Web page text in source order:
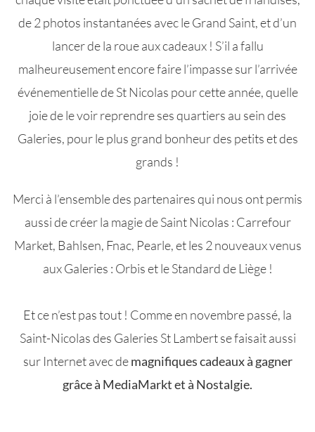
de 2 photos instantanées avec le Grand Saint, et d’un
lancer de la roue aux cadeaux ! S’il a fallu
malheureusement encore faire l’impasse sur l’arrivée
événementielle de St Nicolas pour cette année, quelle
joie de le voir reprendre ses quartiers au sein des
Galeries, pour le plus grand bonheur des petits et des
grands !
Merci à l’ensemble des partenaires qui nous ont permis
aussi de créer la magie de Saint Nicolas : Carrefour
Market, Bahlsen, Fnac, Pearle, et les 2 nouveaux venus
aux Galeries : Orbis et le Standard de Liège !
Et ce n’est pas tout ! Comme en novembre passé, la
Saint-Nicolas des Galeries St Lambert se faisait aussi
sur Internet avec demagnifiques cadeaux à gagner
grâce à MediaMarkt et à Nostalgie.